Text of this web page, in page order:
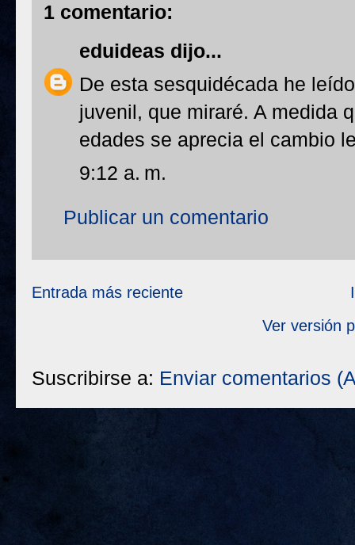
1 comentario:
eduideas dijo...
De esta sesquidécada he
juvenil, que miraré. A medida
edades se aprecia el cambio
9:12 a. m.
Publicar un comentario
Entrada más reciente
Ver versión
Suscribirse a: Enviar comentarios